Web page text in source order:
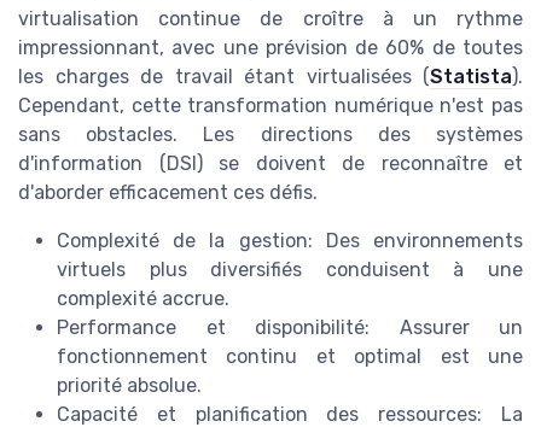
virtualisation continue de croître à un rythme
impressionnant, avec une prévision de 60% de toutes
les charges de travail étant virtualisées (Statista).
Cependant, cette transformation numérique n'est pas
sans obstacles. Les directions des systèmes
d'information (DSI) se doivent de reconnaître et
d'aborder efficacement ces défis.
Complexité de la gestion: Des environnements
virtuels plus diversifiés conduisent à une
complexité accrue.
Performance et disponibilité: Assurer un
fonctionnement continu et optimal est une
priorité absolue.
Capacité et planification des ressources: La